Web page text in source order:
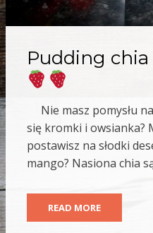
Pudding
Nie masz pomysłu
się kromki i owsianka?
postawisz na słodki
mango? Nasiona chia
READ MORE